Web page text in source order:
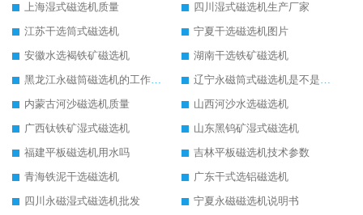
上海湿式磁选机质量
四川湿式磁选机生产厂家
江苏干选筒式磁选机
宁夏干选磁选机图片
安徽水选褐铁矿磁选机
湖南干选铁矿磁选机
黑龙江永磁筒磁选机的工作原理
辽宁永磁筒式磁选机是不是强磁
内蒙古河沙磁选机质量
山西河沙水选磁选机
广西钛铁矿湿式磁选机
山东黑钨矿湿式磁选机
福建平板磁选机用水吗
吉林平板磁选机技术参数
青海铁泥干选磁选机
广东干式选铝磁选机
四川永磁湿式磁选机批发
宁夏永磁磁选机说明书